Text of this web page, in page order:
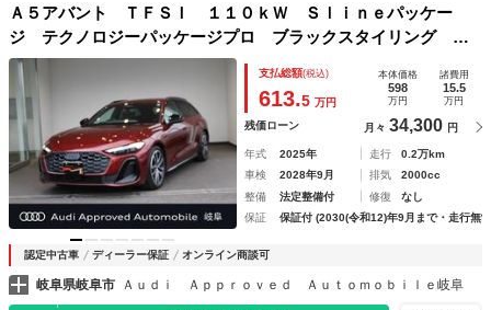
Ａ５アバント ＴＦＳＩ １１０ｋＷ Ｓｌｉｎｅパッケー
ジ テクノロジーパッケージプロ ブラックスタイリング １
９ＡＷ ライティングパッケージ ロールアップサンシェード
支払総額(税込)
613.5 万円
本体価格
598
万円
諸費用
15.5
万円
残価ローン 月々 34,300 円
年式 2025年 走行
0.2万km
車検
2028年9月 排気
2000cc
整備
法定整備付 修復
なし
保証
保証付 (2030(令和12)年9月まで・走行無
認定中古車 ディーラー保証 オンライン商談可
岐阜県岐阜市 Ａｕｄｉ Ａｐｐｒｏｖｅｄ Ａｕｔｏｍｏｂｉｌｅ岐阜